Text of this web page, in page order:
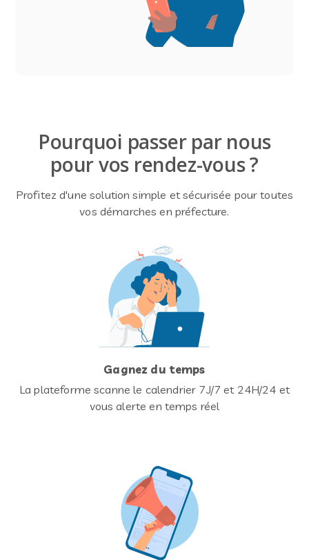
Pourquoi passer par nous
pour vos rendez-vous ?
Profitez d'une solution simple et sécurisée pour toutes
vos démarches en préfecture.
Gagnez du temps
La plateforme scanne le calendrier 7J/7 et 24H/24 et
vous alerte en temps réel